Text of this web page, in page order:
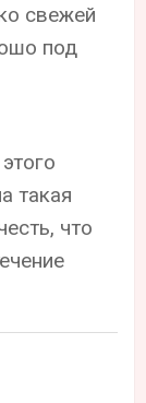
свежей
под
такая
что